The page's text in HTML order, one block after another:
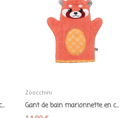
Gant de bain marionnette en coton « Pingouin »
Zoocchini
Gant de bain marionnette en coton « Panda roux »